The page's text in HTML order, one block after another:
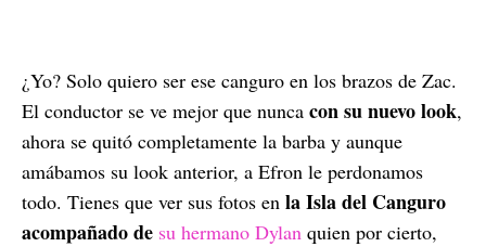
¿Yo? Solo quiero ser ese canguro en los brazos de Zac.
El conductor se ve mejor que nunca con su nuevo look,
ahora se quitó completamente la barba y aunque
amábamos su look anterior, a Efron le perdonamos
todo. Tienes que ver sus fotos en la Isla del Canguro
acompañado de su hermano Dylan quien por cierto,